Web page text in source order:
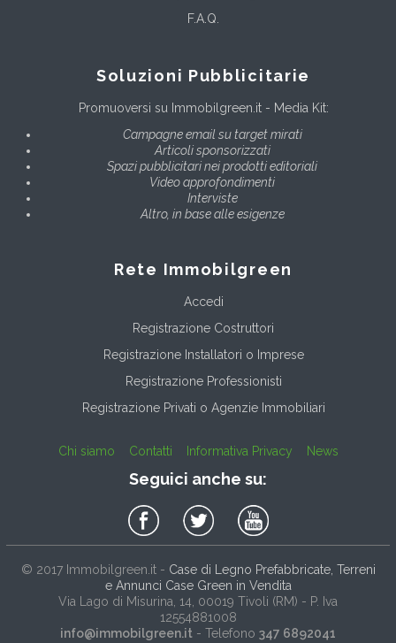
F.A.Q.
Soluzioni Pubblicitarie
Promuoversi su Immobilgreen.it - Media Kit:
Campagne email su target mirati
Articoli sponsorizzati
Spazi pubblicitari nei prodotti editoriali
Video approfondimenti
Interviste
Altro, in base alle esigenze
Rete Immobilgreen
Accedi
Registrazione Costruttori
Registrazione Installatori o Imprese
Registrazione Professionisti
Registrazione Privati o Agenzie Immobiliari
Chi siamo Contatti Informativa Privacy News
Seguici anche su:
© 2017 Immobilgreen.it- Case di Legno Prefabbricate, Terreni
e Annunci Case Green in Vendita
Via Lago di Misurina, 14 , 00019 Tivoli (RM) - P. Iva
12554881008
info@immobilgreen.it - Telefono 347 6892041